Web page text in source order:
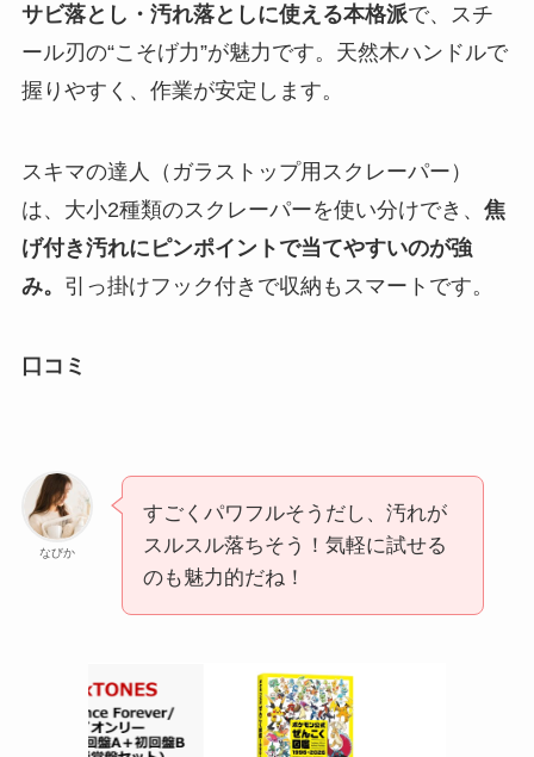
サビ落とし・汚れ落としに使える本格派で、スチ
ール刃の“こそげ力”が魅力です。天然木ハンドルで
握りやすく、作業が安定します。
スキマの達人（ガラストップ用スクレーパー）
は、大小2種類のスクレーパーを使い分けでき、 焦
げ付き汚れにピンポイントで当てやすいのが強
み。 引っ掛けフック付きで収納もスマートです。
口コミ
なびか
すごくパワフルそうだし、汚れが
スルスル落ちそう！気軽に試せる
のも魅力的だね！